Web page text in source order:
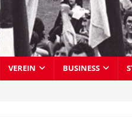
VEREIN BUSINESS